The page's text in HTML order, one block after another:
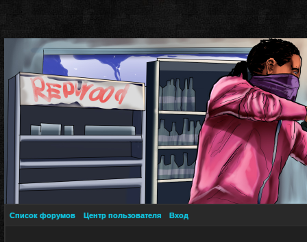
Список форумов Центр пользователя Вход